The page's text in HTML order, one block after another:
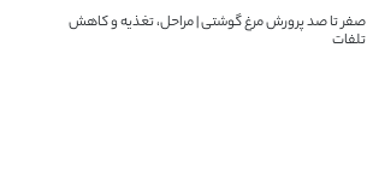
صفر تا صد پرورش مرغ گوشتی | مراحل، تغذیه و کاهش
تلفات